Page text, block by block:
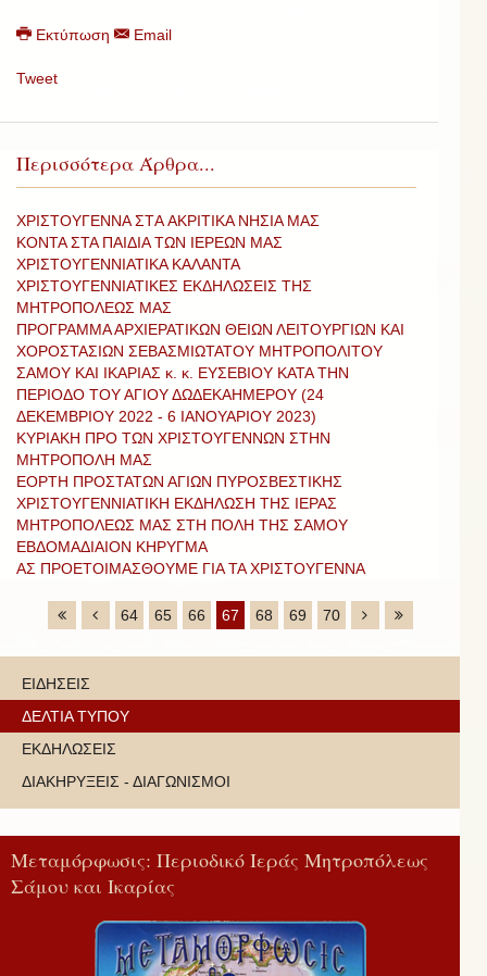
Εκτύπωση Email
Tweet
Περισσότερα Άρθρα...
ΧΡΙΣΤΟΥΓΕΝΝΑ ΣΤA ΑΚΡΙΤΙΚΑ ΝΗΣΙΑ ΜΑΣ
ΚΟΝΤΑ ΣΤΑ ΠΑΙΔΙΑ ΤΩΝ ΙΕΡΕΩΝ ΜΑΣ
ΧΡΙΣΤΟΥΓΕΝΝΙΑΤΙΚΑ ΚΑΛΑΝΤΑ
ΧΡΙΣΤΟΥΓΕΝΝΙΑΤΙΚΕΣ ΕΚΔΗΛΩΣΕΙΣ ΤΗΣ
ΜΗΤΡΟΠΟΛΕΩΣ ΜΑΣ
ΠΡΟΓΡΑΜΜΑ ΑΡΧΙΕΡΑΤΙΚΩΝ ΘΕΙΩΝ ΛΕΙΤΟΥΡΓΙΩΝ ΚΑΙ
ΧΟΡΟΣΤΑΣΙΩΝ ΣΕΒΑΣΜΙΩΤΑΤΟΥ ΜΗΤΡΟΠΟΛΙΤΟΥ
ΣΑΜΟΥ ΚΑΙ ΙΚΑΡΙΑΣ κ. κ. ΕΥΣΕΒΙΟΥ ΚΑΤΑ ΤΗΝ
ΠΕΡΙΟΔΟ ΤΟΥ ΑΓΙΟΥ ΔΩΔΕΚΑΗΜΕΡΟΥ (24
ΔΕΚΕΜΒΡΙΟΥ 2022 - 6 ΙΑΝΟΥΑΡΙΟΥ 2023)
ΚΥΡΙΑΚΗ ΠΡΟ ΤΩΝ ΧΡΙΣΤΟΥΓΕΝΝΩΝ ΣΤΗΝ
ΜΗΤΡΟΠΟΛΗ ΜΑΣ
ΕΟΡΤΗ ΠΡΟΣΤΑΤΩΝ ΑΓΙΩΝ ΠΥΡΟΣΒΕΣΤΙΚΗΣ
ΧΡΙΣΤΟΥΓΕΝΝΙΑΤΙΚΗ ΕΚΔΗΛΩΣΗ ΤΗΣ ΙΕΡΑΣ
ΜΗΤΡΟΠΟΛΕΩΣ ΜΑΣ ΣΤΗ ΠΟΛΗ ΤΗΣ ΣΑΜΟΥ
ΕΒΔΟΜΑΔΙΑΙΟΝ ΚΗΡΥΓΜΑ
ΑΣ ΠΡΟΕΤΟΙΜΑΣΘΟΥΜΕ ΓΙΑ ΤΑ ΧΡΙΣΤΟΥΓΕΝΝΑ
64 65 66 67 68 69 70
ΕΙΔΗΣΕΙΣ
ΔΕΛΤΙΑ ΤΥΠΟΥ
ΕΚΔΗΛΩΣΕΙΣ
ΔΙΑΚΗΡΥΞΕΙΣ - ΔΙΑΓΩΝΙΣΜΟΙ
Μεταμόρφωσις: Περιοδικό Ιεράς Μητροπόλεως
Σάμου και Ικαρίας